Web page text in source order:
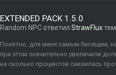
EXTENDED PACK 1.5.0
Random NPC ответил StrawFlux
Понятно, для меня самым бесящим,
при этом значительно увеличили
на сколько процентов снизилась